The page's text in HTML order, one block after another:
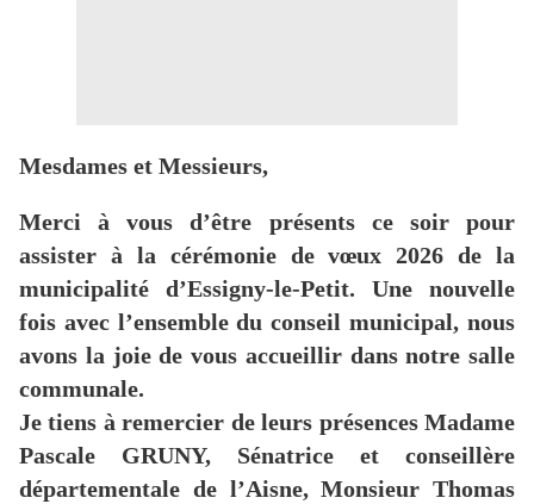
Mesdames et Messieurs,
Merci à vous d’être présents ce soir pour
assister à la cérémonie de vœux 2026 de la
municipalité d’Essigny-le-Petit. Une nouvelle
fois avec l’ensemble du conseil municipal, nous
avons la joie de vous accueillir dans notre salle
communale.
Je tiens à remercier de leurs présences Madame
Pascale GRUNY, Sénatrice et conseillère
départementale de l’Aisne, Monsieur Thomas